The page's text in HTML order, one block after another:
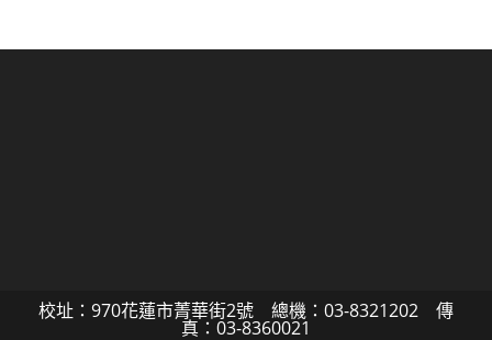
校址：970花蓮市菁華街2號 總機：03-8321202 傳
真：03-8360021